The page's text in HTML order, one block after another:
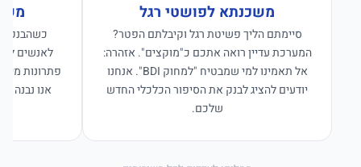
משכנתא לפושטי רגל
סיימתם הליך פשיטת רגל וקיבלתם הפטר?
המערכת עדיין רואה אתכם כ"מוקצים". אזהרה:
אל תאמינו למי שמבטיח "למחוק BDI". אנחנו
יודעים להציג לבנק את הסיפור הכלכלי החדש
שלכם.
לאנשים
פתרונות
אנו נבנה